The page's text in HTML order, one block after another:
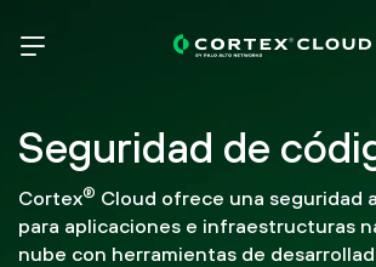
Seguridad de
Cortex® Cloud ofrece una seguridad
para aplicaciones e infraestructuras
nube con herramientas de